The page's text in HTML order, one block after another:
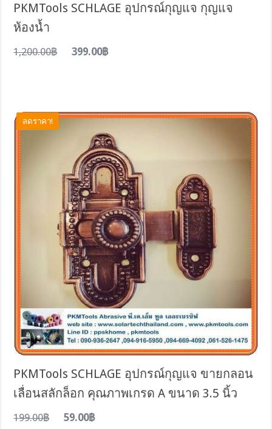
PKMTools SCHLAGE อุปกรณ์กุญแจ กุญแจ
ห้องน้ำ
1,200.00฿ 399.00฿
ลดราคา!
PKMTools SCHLAGE อุปกรณ์กุญแจ ขายกลอน
เลื่อนสลักล็อก คุณภาพเกรด A ขนาด 3.5 นิ้ว
199.00฿ 59.00฿